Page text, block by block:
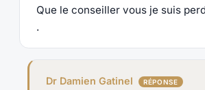
Que le conseiller vous je suis
.
Dr Damien Gatinel